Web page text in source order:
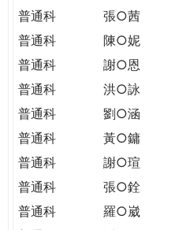
普通科
張○茜
普通科
陳○妮
普通科
謝○恩
普通科
洪○詠
普通科
劉○涵
普通科
黃○鏞
普通科
謝○瑄
普通科
張○銓
普通科
羅○崴